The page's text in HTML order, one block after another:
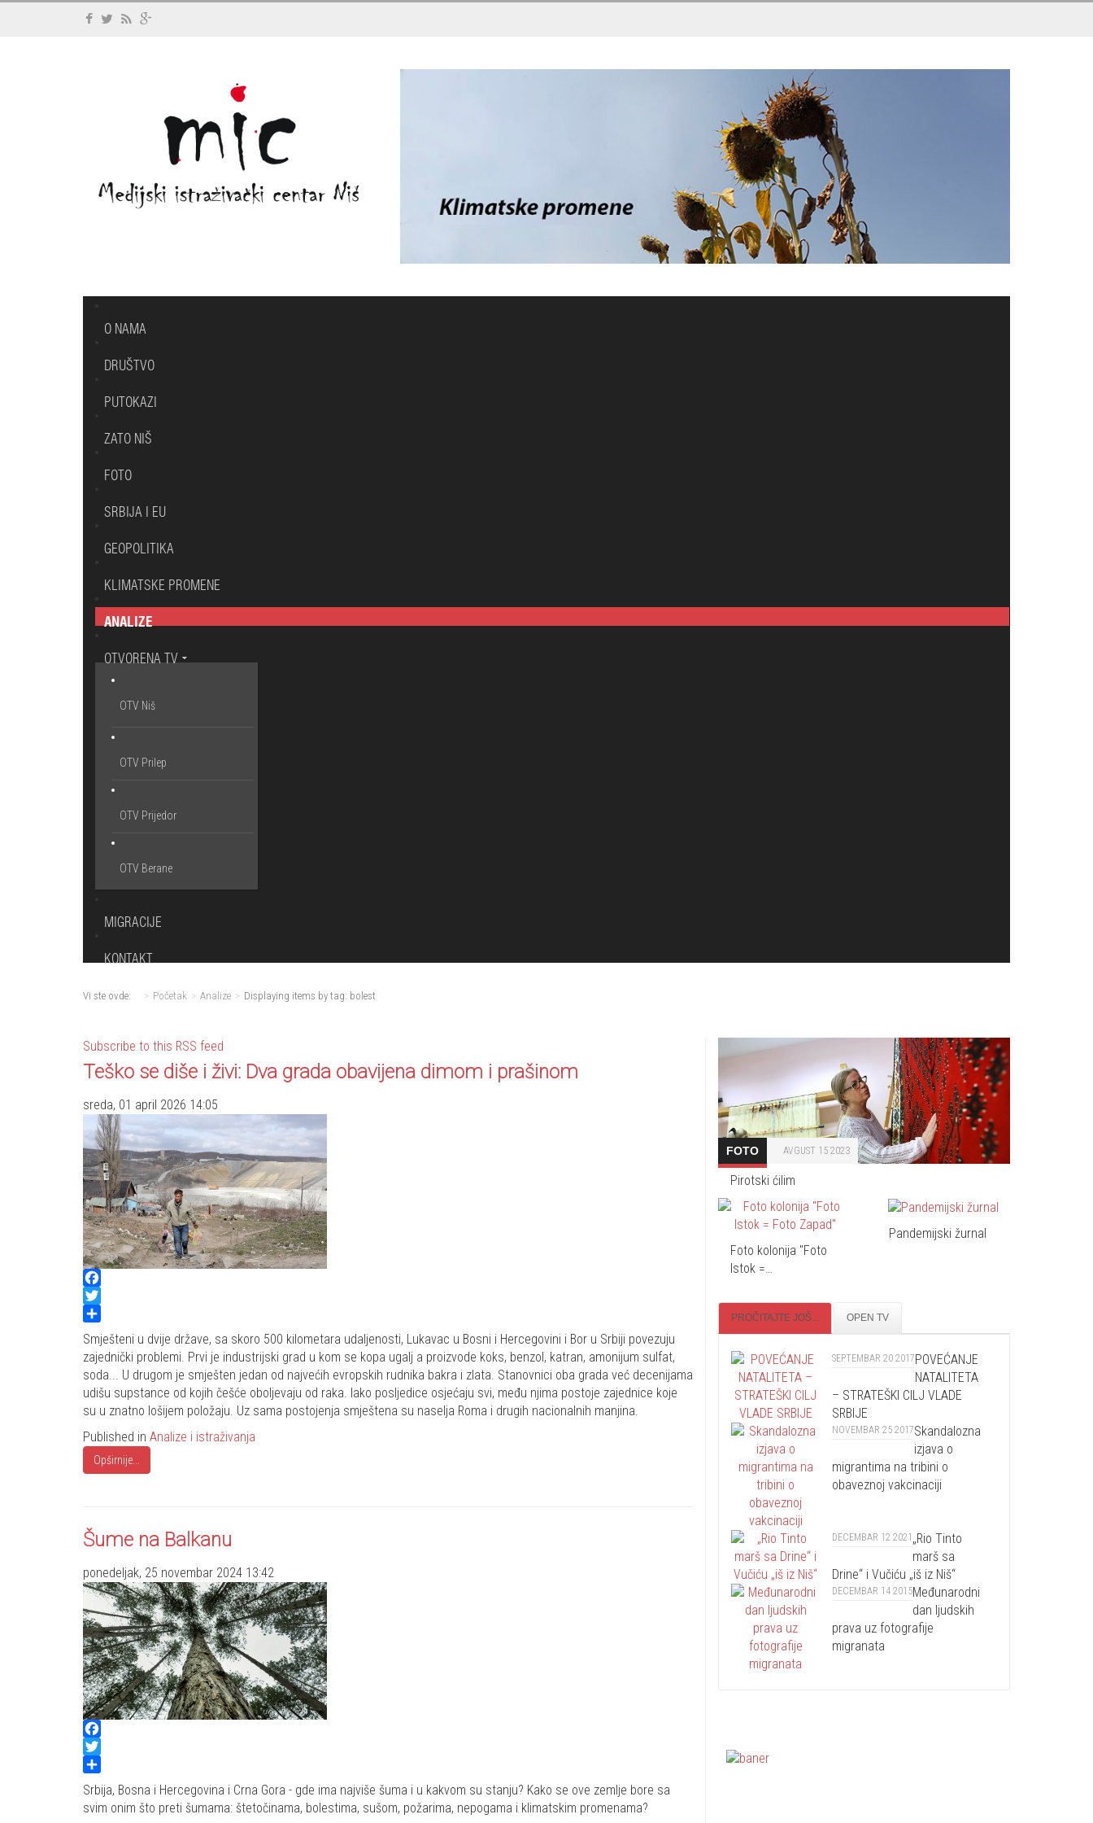
O NAMA
DRUŠTVO
PUTOKAZI
ZATO NIŠ
FOTO
SRBIJA I EU
GEOPOLITIKA
KLIMATSKE PROMENE
ANALIZE
OTVORENA TV
OTV Niš
OTV Prilep
OTV Prijedor
OTV Berane
MIGRACIJE
KONTAKT
Vi ste ovde: Početak Analize Displaying items by tag: bolest
Subscribe to this RSS feed
Teško se diše i živi: Dva grada obavijena dimom i prašinom
sreda, 01 april 2026 14:05
Facebook
Twitter
Share
Smješteni u dvije države, sa skoro 500 kilometara udaljenosti, Lukavac u Bosni i Hercegovini i Bor u Srbiji povezuju
zajednički problemi. Prvi je industrijski grad u kom se kopa ugalj a proizvode koks, benzol, katran, amonijum sulfat,
soda... U drugom je smješten jedan od najvećih evropskih rudnika bakra i zlata. Stanovnici oba grada već decenijama
udišu supstance od kojih češće oboljevaju od raka. Iako posljedice osjećaju svi, među njima postoje zajednice koje
su u znatno lošijem položaju. Uz sama postojenja smještena su naselja Roma i drugih nacionalnih manjina.
Published in Analize i istraživanja
Opširnije...
Šume na Balkanu
ponedeljak, 25 novembar 2024 13:42
Facebook
Twitter
Share
Srbija, Bosna i Hercegovina i Crna Gora - gde ima najviše šuma i u kakvom su stanju? Kako se ove zemlje bore sa
svim onim što preti šumama: štetočinama, bolestima, sušom, požarima, nepogama i klimatskim promenama?
FOTO AVGUST 15 2023
Pirotski ćilim
Foto kolonija "Foto
Istok =…
Pandemijski žurnal
PROČITAJTE JOŠ... OPEN TV
SEPTEMBAR 20 2017POVEĆANJE
NATALITETA
– STRATEŠKI CILJ VLADE
SRBIJE
NOVEMBAR 25 2017Skandalozna
izjava o
migrantima na tribini o
obaveznoj vakcinaciji
DECEMBAR 12 2021 „Rio Tinto
marš sa
Drine“ i Vučiću „iš iz Niš“
DECEMBAR 14 2015Međunarodni
dan ljudskih
prava uz fotografije
migranata